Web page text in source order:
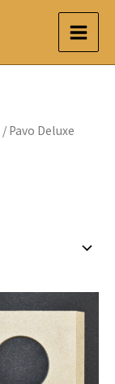
/ Pavo Deluxe